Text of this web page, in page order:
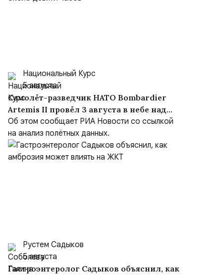
Национальный Курс
5 августа
Самолёт-разведчик НАТО Bombardier
Artemis II провёл 3 августа в небе над
Чёрным морем около девяти часов
Об этом сообщает РИА Новости со ссылкой
на анализ полётных данных.
Рустем Садыков
5 августа
Гастроэнтеролог Садыков объяснил, как